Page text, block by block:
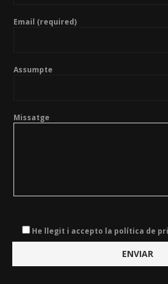
Email (required)
Assumpte
Missatge
He llegit i accepto la política de